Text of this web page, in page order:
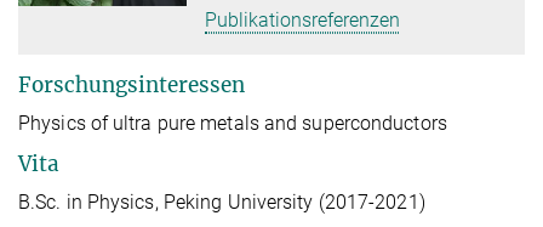
Publikationsreferenzen
Forschungsinteressen
Physics of ultra pure metals and superconductors
Vita
B.Sc. in Physics, Peking University (2017-2021)